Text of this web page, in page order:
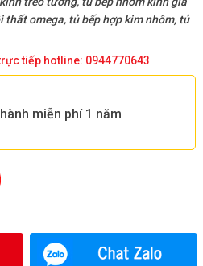
thất omega, tủ bếp hợp kim nhôm, tủ
tiếp hotline: 0944770643
miễn phí 1 năm